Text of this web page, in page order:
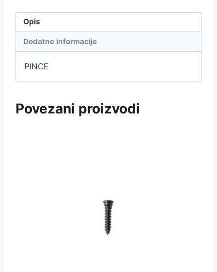
Opis
Dodatne informacije
PINCE
Povezani proizvodi